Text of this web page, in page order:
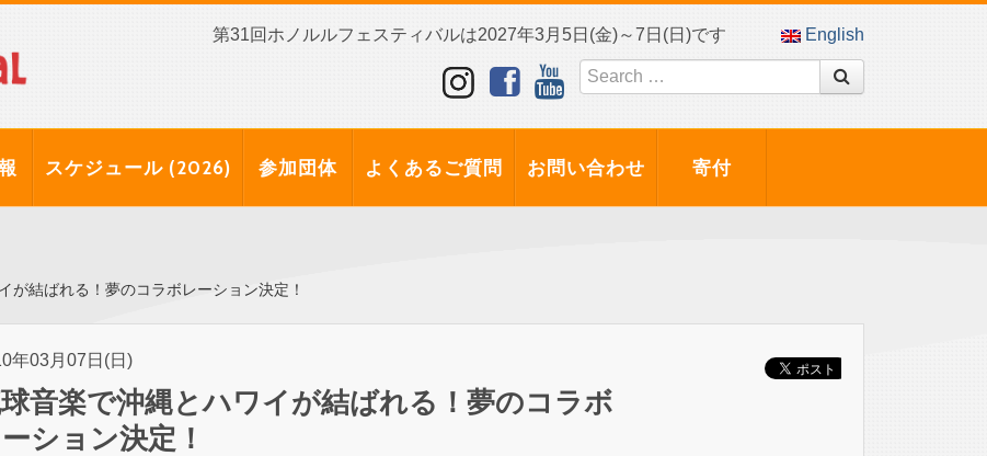
第31回ホノルルフェスティバルは2027年3月5日(金)～7日(日)です English
スケジュール (2026) 参加団体 よくあるご質問 お問い合わせ 寄付
が結ばれる！夢のコラボレーション決定！
年03月07日(日)
音楽で沖縄とハワイが結ばれる！夢のコラボ
ション決定！